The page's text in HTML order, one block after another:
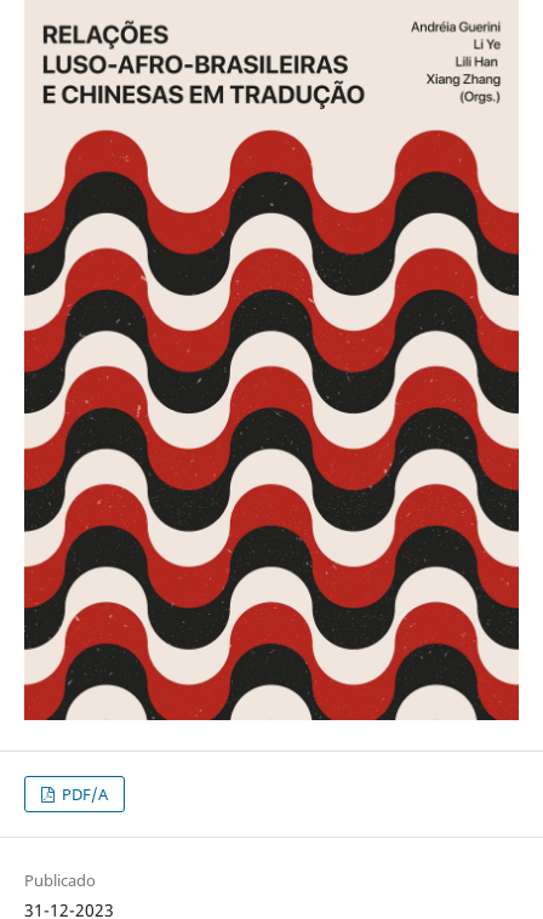
PDF/A
Publicado
31-12-2023